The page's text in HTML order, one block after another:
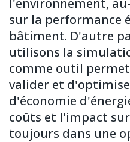
l'environnement,
sur la performance
bâtiment. D'autre
utilisons la
comme outil
valider et
d'économie
coûts et l'impact
toujours dans une